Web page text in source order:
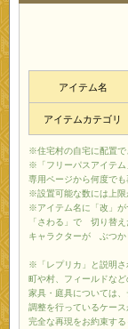
アイテム名
アイテムカテゴリ
※住宅村の自宅に配置で
※「フリーパスアイテム
専用ページから何度でも
※設置可能な数には上限
※アイテム名に「改」が
「さわる」で 切り替え
キャラクターが ぶつか
※「レプリカ」と説明さ
町や村、フィールドな
家具・庭具については
調整を行っているケース
完全な再現をお約束する